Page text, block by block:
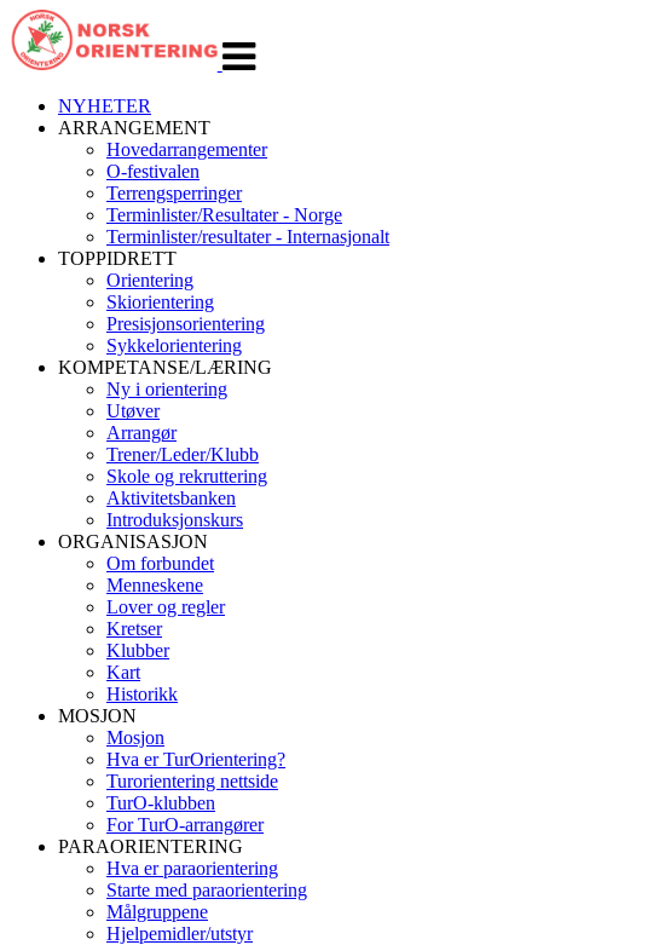
navigasjon
NYHETER
ARRANGEMENT
Hovedarrangementer
O-festivalen
Terrengsperringer
Terminlister/Resultater - Norge
Terminlister/resultater - Internasjonalt
TOPPIDRETT
Orientering
Skiorientering
Presisjonsorientering
Sykkelorientering
KOMPETANSE/LÆRING
Ny i orientering
Utøver
Arrangør
Trener/Leder/Klubb
Skole og rekruttering
Aktivitetsbanken
Introduksjonskurs
ORGANISASJON
Om forbundet
Menneskene
Lover og regler
Kretser
Klubber
Kart
Historikk
MOSJON
Mosjon
Hva er TurOrientering?
Turorientering nettside
TurO-klubben
For TurO-arrangører
PARAORIENTERING
Hva er paraorientering
Starte med paraorientering
Målgruppene
Hjelpemidler/utstyr